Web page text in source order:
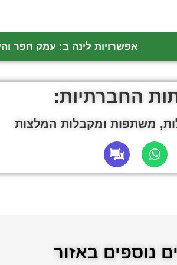
אפשרויות לינה ב: עמק חפר
החברתיות:
משתפות ומקבלות המלצות
נוספים באזור